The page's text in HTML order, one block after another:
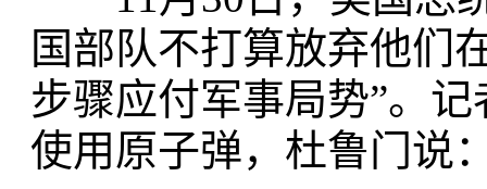
国部队不打算放弃他们
步骤应付军事局势”。
使用原子弹，杜鲁门说